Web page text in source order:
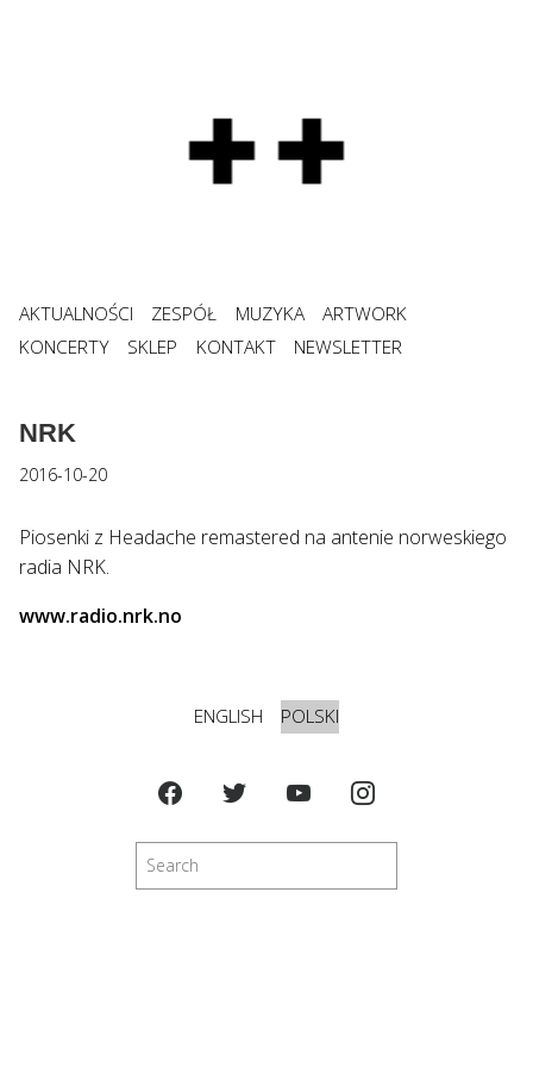
AKTUALNOŚCI ZESPÓŁ MUZYKA
ARTWORK
KONCERTY
SKLEP KONTAKT NEWSLETTER
NRK
2016-10-20
Piosenki z Headache remastered na antenie norweskiego
radia NRK.
www.radio.nrk.no
ENGLISH POLSKI